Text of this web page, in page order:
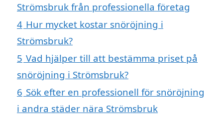
Strömsbruk från professionella företag
4 Hur mycket kostar snöröjning i
Strömsbruk?
5 Vad hjälper till att bestämma priset på
snöröjning i Strömsbruk?
6 Sök efter en professionell för snöröjning
i andra städer nära Strömsbruk